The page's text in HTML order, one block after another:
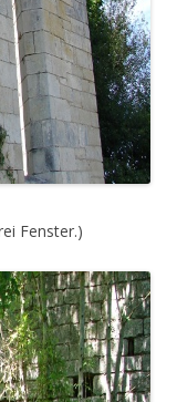
Fenster.)